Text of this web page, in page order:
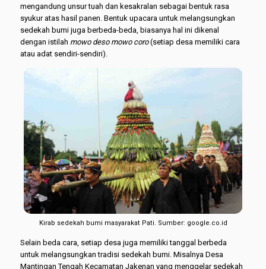
mengandung unsur tuah dan kesakralan sebagai bentuk rasa
syukur atas hasil panen. Bentuk upacara untuk melangsungkan
sedekah bumi juga berbeda-beda, biasanya hal ini dikenal
dengan istilah mowo deso mowo coro(setiap desa memiliki cara
atau adat sendiri-sendiri).
Kirab sedekah bumi masyarakat Pati. Sumber: google.co.id
Selain beda cara, setiap desa juga memiliki tanggal berbeda
untuk melangsungkan tradisi sedekah bumi. Misalnya Desa
Mantingan Tengah Kecamatan Jakenan yang menggelar sedekah